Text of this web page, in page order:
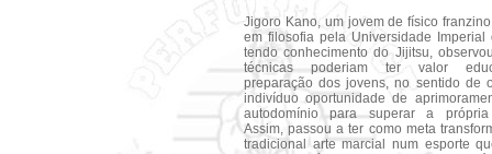
Jigoro Kano, um jovem de físico
em filosofia pela Universidade Imperial
tendo conhecimento do Jijitsu,
técnicas poderiam ter valor
preparação dos jovens, no sentido de
indivíduo oportunidade de
autodomínio para superar a própria
Assim, passou a ter como meta
tradicional arte marcial num esporte